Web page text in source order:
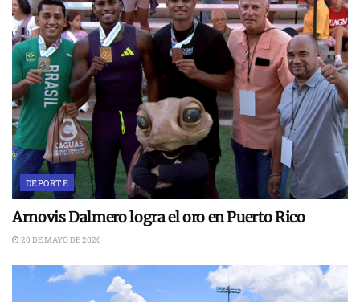
DEPORTE
Arnovis Dalmero logra el oro en Puerto Rico
20 DE MAYO DE 2026